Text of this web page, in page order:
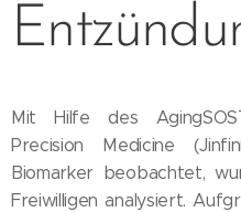
Mit Hilfe des
Precision Medicine
Biomarker beobachtet,
Freiwilligen analysiert.